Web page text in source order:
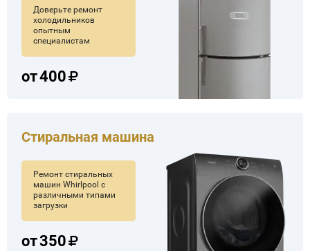
Доверьте ремонт
холодильников
опытным
специалистам
от400
Стиральная машина
Ремонт стиральных
машин Whirlpool с
различными типами
загрузки
от350